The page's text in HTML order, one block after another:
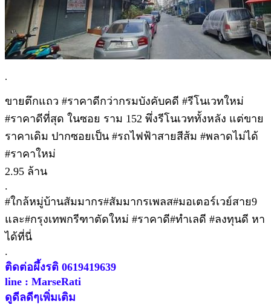
.
ขายตึกแถว #ราคาดีกว่ากรมบังคับคดี #รีโนเวทใหม่
#ราคาดีที่สุด ในซอย ราม 152 พึ่งรีโนเวททั้งหลัง แต่ขาย
ราคาเดิม ปากซอยเป็น #รถไฟฟ้าสายสีส้ม #พลาดไม่ได้
#ราคาใหม่
2.95 ล้าน
.
#ใกล้หมู่บ้านสัมมากร#สัมมากรเพลส#มอเตอร์เวย์สาย9
และ#กรุงเทพกรีฑาตัดใหม่ #ราคาดี#ทำเลดี #ลงทุนดี หา
ได้ที่นี่
.
ติดต่อผึ้งรติ 0619419639
line : MarseRati
ดูดีลดีๆเพิ่มเติม